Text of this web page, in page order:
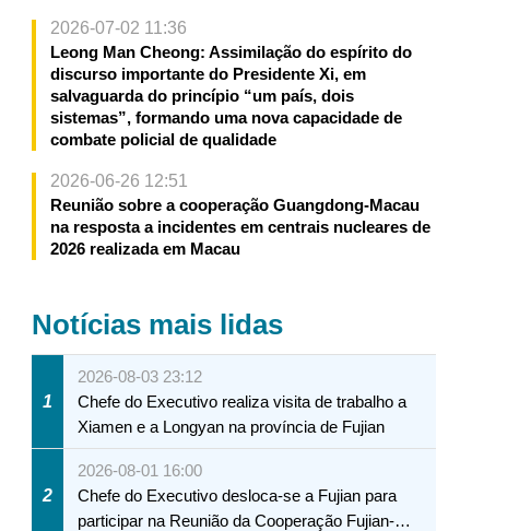
2026-07-02 11:36
Leong Man Cheong: Assimilação do espírito do
discurso importante do Presidente Xi, em
salvaguarda do princípio “um país, dois
sistemas”, formando uma nova capacidade de
combate policial de qualidade
2026-06-26 12:51
Reunião sobre a cooperação Guangdong-Macau
na resposta a incidentes em centrais nucleares de
2026 realizada em Macau
Notícias mais lidas
1
2026-08-03 23:12
Chefe do Executivo realiza visita de trabalho a
Xiamen e a Longyan na província de Fujian
2
2026-08-01 16:00
Chefe do Executivo desloca-se a Fujian para
participar na Reunião da Cooperação Fujian-